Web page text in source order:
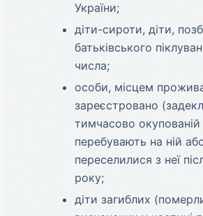
України;
діти-сироти, діти,
батьківського
числа;
особи, місцем
зареєстровано
тимчасово окупованій
перебувають на ній
переселилися з неї
року;
діти загиблих